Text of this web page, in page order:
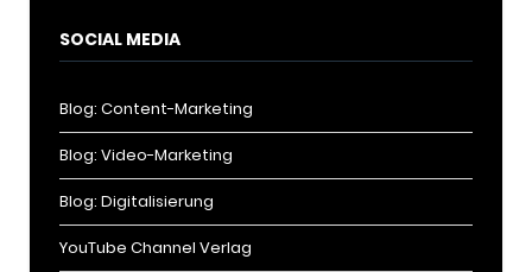
SOCIAL MEDIA
Blog: Content-Marketing
Blog: Video-Marketing
Blog: Digitalisierung
YouTube Channel Verlag